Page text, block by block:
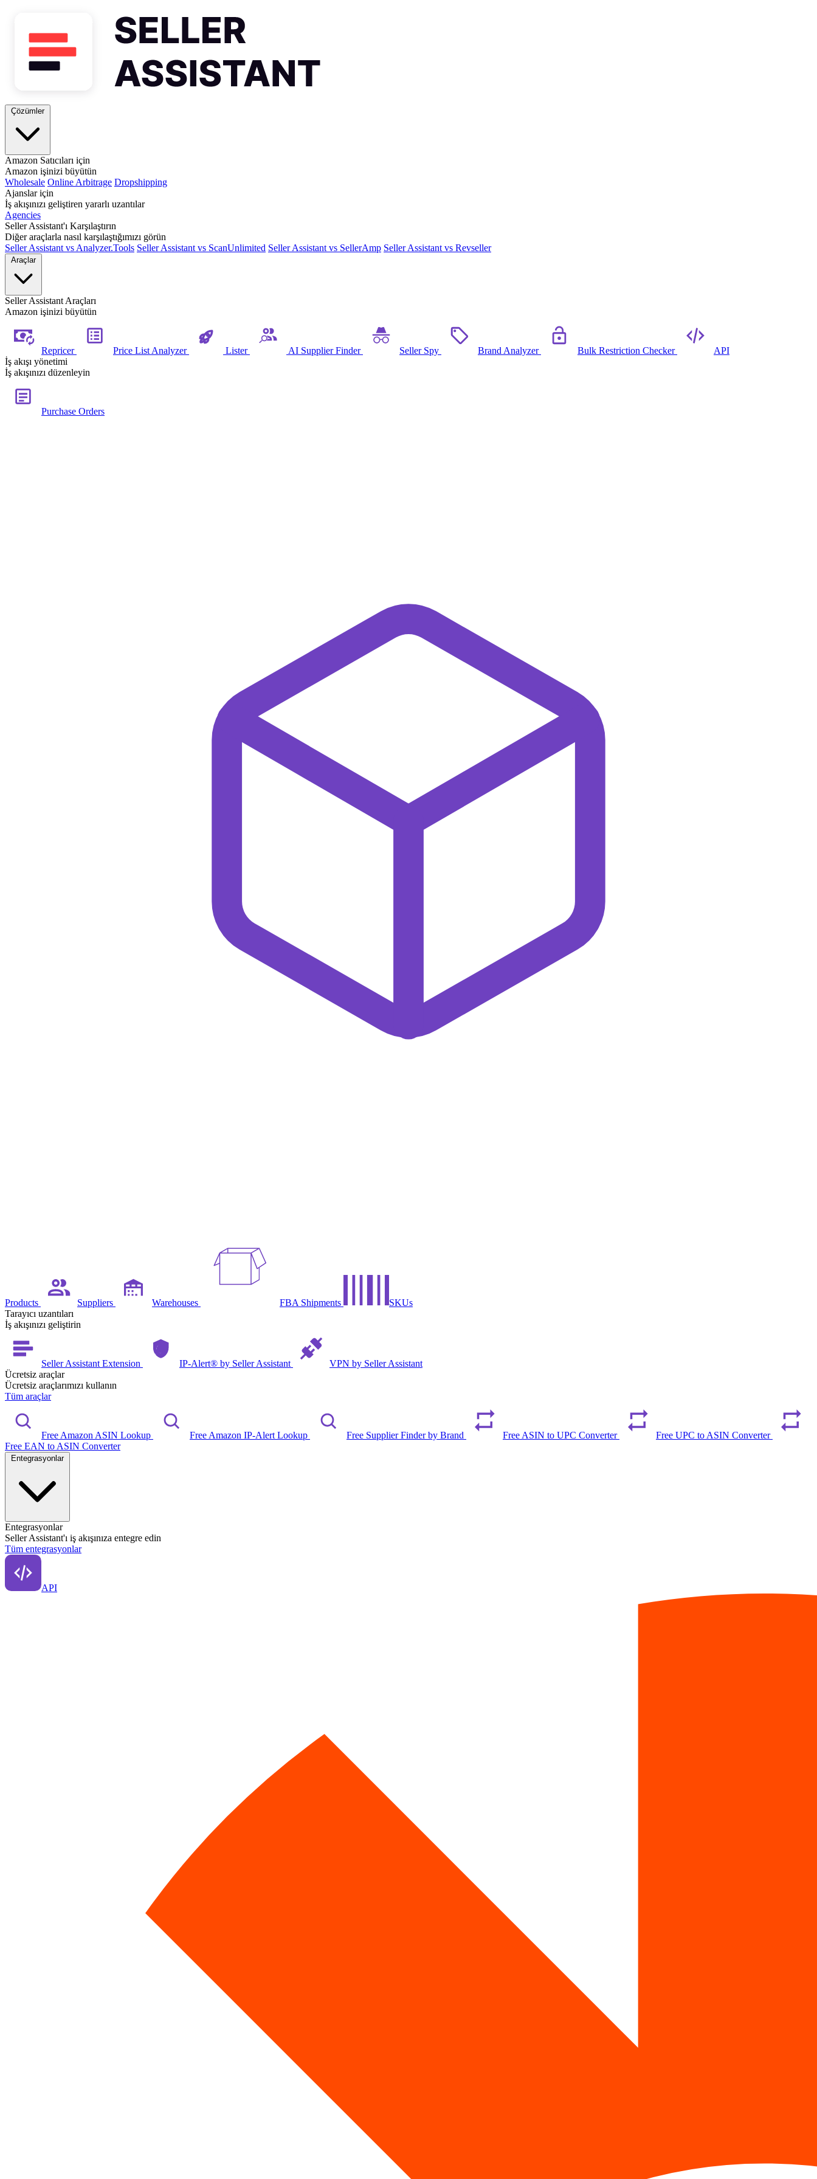
Çözümler
Amazon Satıcıları için
Amazon işinizi büyütün
Wholesale Online Arbitrage Dropshipping
Ajanslar için
İş akışınızı geliştiren yararlı uzantılar
Agencies
Seller Assistant'ı Karşılaştırın
Diğer araçlarla nasıl karşılaştığımızı görün
Seller Assistant vs Analyzer.Tools Seller Assistant vs ScanUnlimited Seller Assistant vs SellerAmp Seller Assistant vs Revseller
Araçlar
Seller Assistant Araçları
Amazon işinizi büyütün
Repricer Price List Analyzer Lister AI Supplier Finder Seller Spy Brand Analyzer Bulk Restriction Checker
API
İş akışı yönetimi
İş akışınızı düzenleyin
Purchase Orders
Products Suppliers Warehouses FBA Shipments
SKUs
Tarayıcı uzantıları
İş akışınızı geliştirin
Seller Assistant Extension IP-Alert® by Seller Assistant
VPN by Seller Assistant
Ücretsiz araçlar
Ücretsiz araçlarımızı kullanın
Tüm araçlar
Free Amazon ASIN Lookup Free Amazon IP-Alert Lookup Free Supplier Finder by Brand Free ASIN to UPC Converter
Free UPC to ASIN Converter
Free EAN to ASIN Converter
Entegrasyonlar
Entegrasyonlar
Seller Assistant'ı iş akışınıza entegre edin
Tüm entegrasyonlar
API